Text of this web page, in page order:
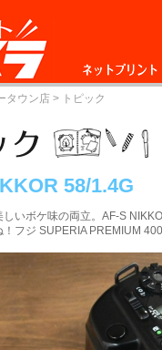
ネットプリント
タウン店 > トピック
58/1.4G
いボケ味の両立。AF-S
フジ SUPERIA PREMIUM